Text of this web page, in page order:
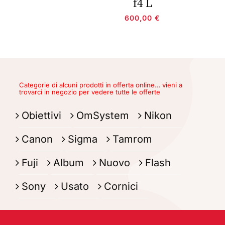
f4 L
600,00€
Categorie di alcuni prodotti in offerta online… vieni a
trovarci in negozio per vedere tutte le offerte
Obiettivi OmSystem
Nikon
Canon
Sigma
Tamrom
Fuji
Album Nuovo
Flash
Sony
Usato Cornici